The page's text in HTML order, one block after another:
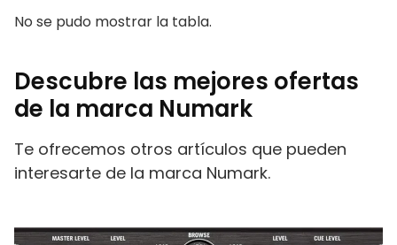
No se pudo mostrar la tabla.
Descubre las mejores ofertas
de la marca Numark
Te ofrecemos otros artículos que pueden
interesarte de la marca Numark.